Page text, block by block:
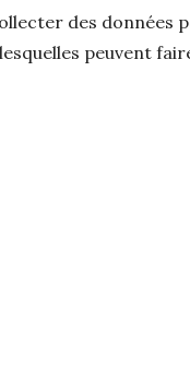
des données
peuvent